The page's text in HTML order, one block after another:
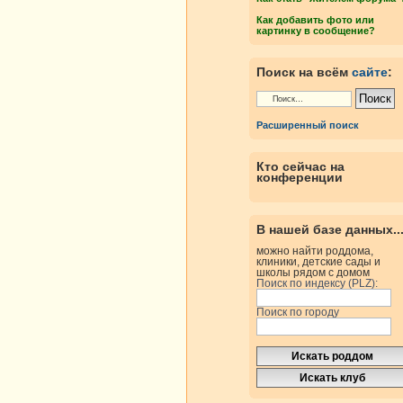
Как добавить фото или
картинку в сообщение?
Поиск на всём сайте:
Расширенный поиск
Кто сейчас на
конференции
В нашей базе данных...
можно найти роддома,
клиники, детские сады и
школы рядом с домом
Поиск по индексу (PLZ):
Поиск по городу